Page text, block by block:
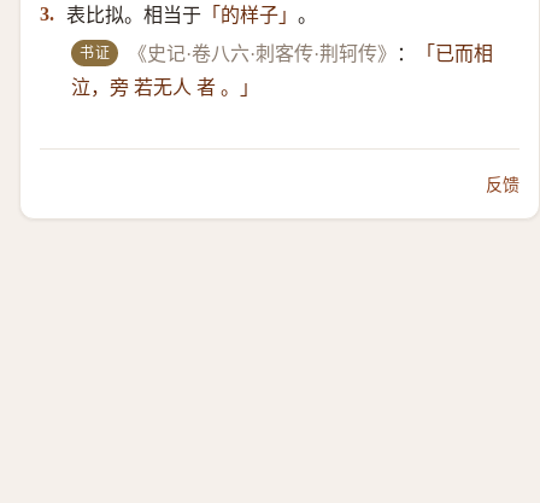
3. 表比拟。相当于 「的样子」 。
书证 《史记·卷八六·刺客传·荆轲传》 ：
「已而相
泣，旁 若无人 者 。」
反馈